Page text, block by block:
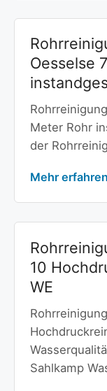
Oesselse
Meter Rohr
der
Mehr
10
WE
Sahlkamp